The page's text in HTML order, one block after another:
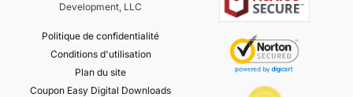
Development, LLC
Politique de confidentialité
Conditions d'utilisation
Plan du site
Coupon Easy Digital Downloads